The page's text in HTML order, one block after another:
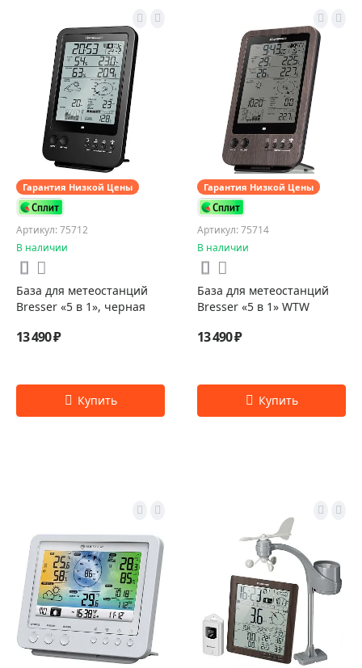
Гарантия Низкой Цены
Артикул: 75712
В наличии
База для метеостанций
Bresser «5 в 1», черная
13 490 ₽
Гарантия Низкой Цены
Артикул: 75714
В наличии
База для метеостанций
Bresser «5 в 1» WTW
13 490 ₽